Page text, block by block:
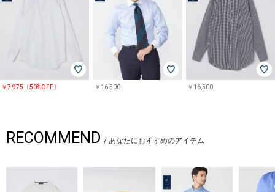
￥7,975〔50%OFF〕 ￥16,500 ￥16,500
RECOMMEND / あなたにおすすめのアイテム